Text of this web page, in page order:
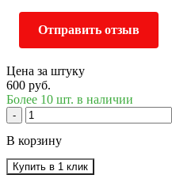
Отправить отзыв
Цена за штуку
600 руб.
Более 10 шт. в наличии
-
В корзину
Купить в 1 клик